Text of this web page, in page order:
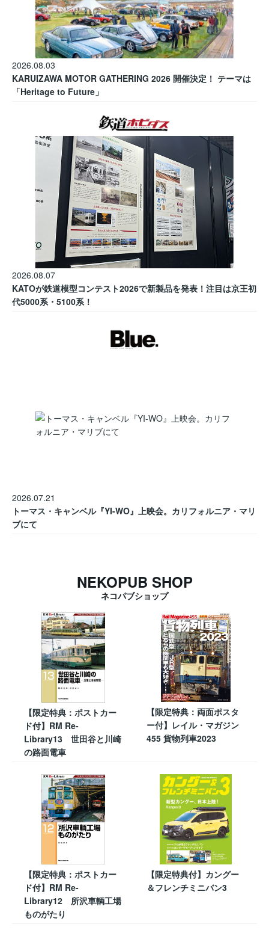
2026.08.03
KARUIZAWA MOTOR GATHERING 2026 開催決定！ テーマは
「Heritage to Future」
2026.08.07
KATOが鉄道模型コンテスト2026で新製品を発表！注目は京王初
代5000系・5100系！
2026.07.21
トーマス・キャンベル『YI-WO』上映会。カリフォルニア・マリ
ブにて
NEKOPUB SHOP
ネコパブショップ
【限定特典：ポストカー
ド付】RM Re-
Library13 世田谷と川崎
の路面電車
【限定特典：両面ポスタ
ー付】レイル・マガジン
455 貨物列車2023
【限定特典：ポストカー
ド付】RM Re-
Library12 所沢車輌工場
ものがたり
【限定特典付】カングー
＆フレンチミニバン3